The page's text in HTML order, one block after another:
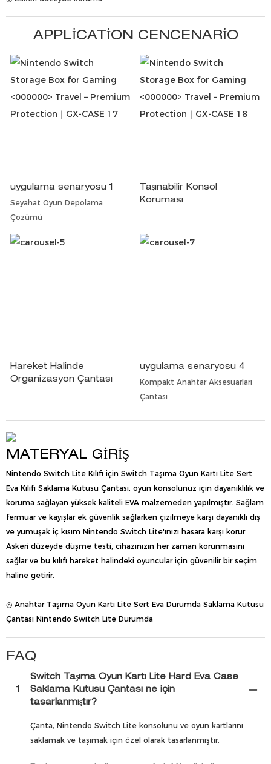
APPLICATION CENCENARIO
uygulama senaryosu 1
Seyahat Oyun Depolama
Çözümü
Taşınabilir Konsol
Koruması
Hareket Halinde
Organizasyon Çantası
uygulama senaryosu 4
Kompakt Anahtar Aksesuarları
Çantası
MATERYAL GIRIŞ
Nintendo Switch Lite Kılıfı için Switch Taşıma Oyun Kartı Lite Sert
Eva Kılıfı Saklama Kutusu Çantası, oyun konsolunuz için dayanıklılık ve
koruma sağlayan yüksek kaliteli EVA malzemeden yapılmıştır. Sağlam
fermuar ve kayışlar ek güvenlik sağlarken çizilmeye karşı dayanıklı dış
ve yumuşak iç kısım Nintendo Switch Lite'ınızı hasara karşı korur.
Askeri düzeyde düşme testi, cihazınızın her zaman korunmasını
sağlar ve bu kılıfı hareket halindeki oyuncular için güvenilir bir seçim
haline getirir.
◎ Anahtar Taşıma Oyun Kartı Lite Sert Eva Durumda Saklama Kutusu
Çantası Nintendo Switch Lite Durumda
FAQ
1
Switch Taşıma Oyun Kartı Lite Hard Eva Case
Saklama Kutusu Çantası ne için
tasarlanmıştır?
Çanta, Nintendo Switch Lite konsolunu ve oyun kartlarını
saklamak ve taşımak için özel olarak tasarlanmıştır.